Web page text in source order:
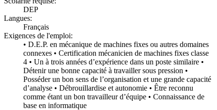
DEP
Langues:
Français
Exigences de l'emploi:
• D.E.P. en mécanique de machines fixes ou autres domaines
connexes • Certification mécanicien de machines fixes classe
4 • Un à trois années d’expérience dans un poste similaire •
Détenir une bonne capacité à travailler sous pression •
Posséder un bon sens de l’organisation et une grande capacité
d’analyse • Débrouillardise et autonomie • Être reconnu
comme étant un bon travailleur d’équipe • Connaissance de
base en informatique